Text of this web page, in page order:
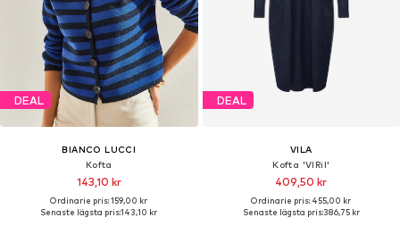
DEAL
BIANCO LUCCI
Kofta
143,10 kr
Ordinarie pris: 159,00 kr
Senaste lägsta pris:143,10 kr
DEAL
VILA
Kofta 'VIRil'
409,50 kr
Ordinarie pris: 455,00 kr
Senaste lägsta pris:386,75 kr